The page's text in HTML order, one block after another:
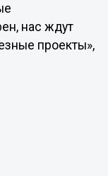
нас ждут
проекты»,